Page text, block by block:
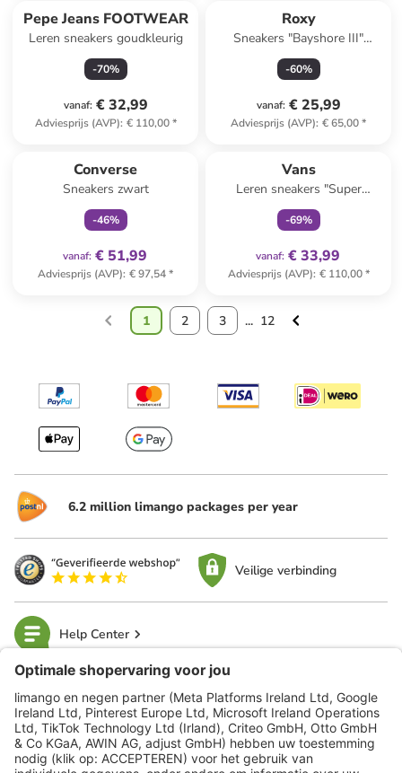
Pepe Jeans FOOTWEAR
Leren sneakers goudkleurig
-70%
vanaf: € 32,99
Adviesprijs (AVP): € 110,00*
Roxy
Sneakers "Bayshore III"
antraciet
-60%
vanaf: € 25,99
Adviesprijs (AVP): € 65,00*
Converse
Sneakers zwart
-46%
vanaf: € 51,99
Adviesprijs (AVP): € 97,54*
Vans
Leren sneakers "Super
Lowpro" bruin
-69%
vanaf: € 33,99
Adviesprijs (AVP): € 110,00*
1 2 3 ... 12
6.2 million limango packages per year
Veilige verbinding
Help Center
limango
Veilig winkelen